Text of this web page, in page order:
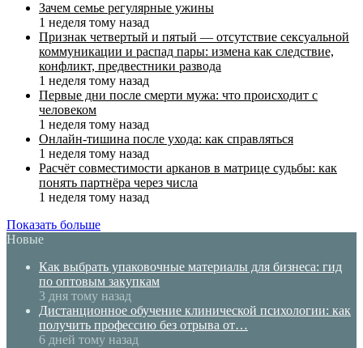
Зачем семье регулярные ужины
1 неделя тому назад
Признак четвертый и пятый — отсутствие сексуальной
коммуникации и распад пары: измена как следствие,
конфликт, предвестники развода
1 неделя тому назад
Первые дни после смерти мужа: что происходит с
человеком
1 неделя тому назад
Онлайн-тишина после ухода: как справляться
1 неделя тому назад
Расчёт совместимости арканов в матрице судьбы: как
понять партнёра через числа
1 неделя тому назад
Показать больше
Новые
Как выбрать упаковочные материалы для бизнеса: гид
по оптовым закупкам
3 дня тому назад
Дистанционное обучение клинической психологии: как
получить профессию без отрыва от…
6 дней тому назад